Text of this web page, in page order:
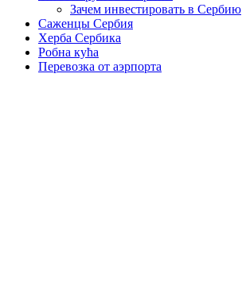
Зачем инвестировать в Сербию
Саженцы Сербия
Херба Сербика
Робна кућа
Перевозка от аэрпорта